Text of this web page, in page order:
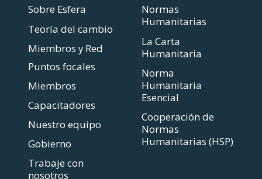
Sobre Esfera
Teoría del cambio
Miembros y Red
Puntos focales
Miembros
Capacitadores
Nuestro equipo
Gobierno
Trabaje con
nosotros
Normas
Humanitarias
La Carta
Humanitaria
Norma
Humanitaria
Esencial
Cooperación de
Normas
Humanitarias (HSP)